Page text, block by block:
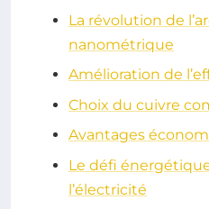
La révolution de
nanométrique
Amélioration de
Choix du cuivre
Avantages
Le défi
l’électricité